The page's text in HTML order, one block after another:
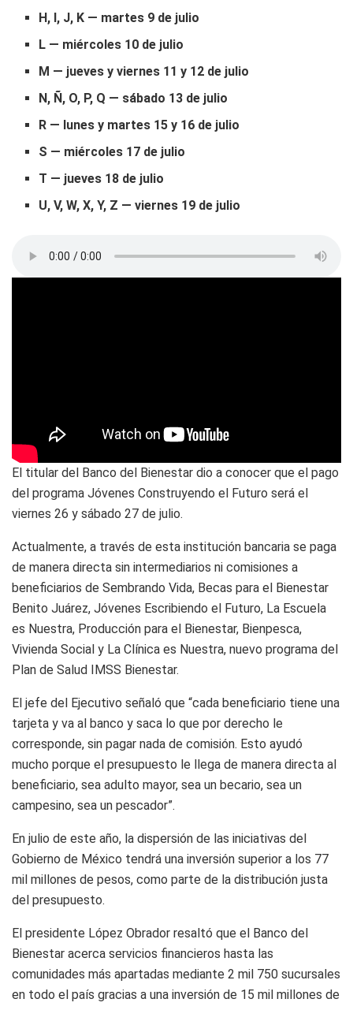
H, I, J, K — martes 9 de julio
L — miércoles 10 de julio
M — jueves y viernes 11 y 12 de julio
N, Ñ, O, P, Q — sábado 13 de julio
R — lunes y martes 15 y 16 de julio
S — miércoles 17 de julio
T — jueves 18 de julio
U, V, W, X, Y, Z — viernes 19 de julio
El titular del Banco del Bienestar dio a conocer que el pago
del programa Jóvenes Construyendo el Futuro será el
viernes 26 y sábado 27 de julio.
Actualmente, a través de esta institución bancaria se paga
de manera directa sin intermediarios ni comisiones a
beneficiarios de Sembrando Vida, Becas para el Bienestar
Benito Juárez, Jóvenes Escribiendo el Futuro, La Escuela
es Nuestra, Producción para el Bienestar, Bienpesca,
Vivienda Social y La Clínica es Nuestra, nuevo programa del
Plan de Salud IMSS Bienestar.
El jefe del Ejecutivo señaló que “cada beneficiario tiene una
tarjeta y va al banco y saca lo que por derecho le
corresponde, sin pagar nada de comisión. Esto ayudó
mucho porque el presupuesto le llega de manera directa al
beneficiario, sea adulto mayor, sea un becario, sea un
campesino, sea un pescador”.
En julio de este año, la dispersión de las iniciativas del
Gobierno de México tendrá una inversión superior a los 77
mil millones de pesos, como parte de la distribución justa
del presupuesto.
El presidente López Obrador resaltó que el Banco del
Bienestar acerca servicios financieros hasta las
comunidades más apartadas mediante 2 mil 750 sucursales
en todo el país gracias a una inversión de 15 mil millones de